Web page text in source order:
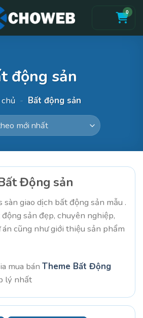
0
động sản
- Bất động sản
Động sản
giao dịch bất động sản mẫu .
sản đẹp, chuyên nghiệp,
cũng như giới thiệu sản phẩm
mua bán Theme Bất Động
lý nhất